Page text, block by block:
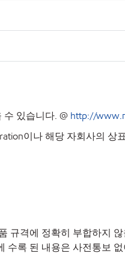
수 있습니다. @ http://
이나 해당 자회사의 상
규격에 정확히 부합하지
록 된 내용은 사전통보